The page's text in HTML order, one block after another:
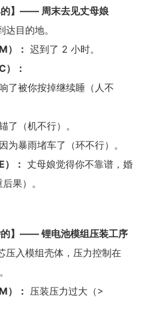
的】—— 周末去见丈母娘
达目的地。
）： 迟到了 2 小时。
）：
了被你按掉继续睡（人不
了（机不行）。
为暴雨堵车了（环不行）。
）： 丈母娘觉得你不靠谱，婚
果）。
的】—— 锂电池模组压装工序
压入模组壳体，压力控制在
）： 压装压力过大（>